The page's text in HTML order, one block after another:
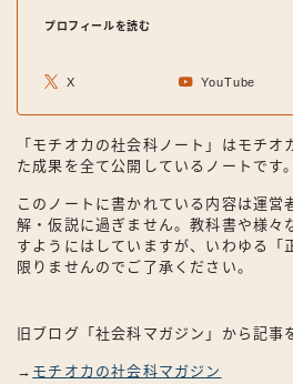
プロフィールを読む
X YouTube
「モチオカの社会科ノート」はモチオ
た成果を全て公開しているノートです。
このノートに書かれている内容は運営
解・仮説に過ぎません。教科書や様々
すようにはしていますが、いわゆる「
限りませんのでご了承ください。
旧ブログ「社会科マガジン」から記事
→ モチオカの社会科マガジン